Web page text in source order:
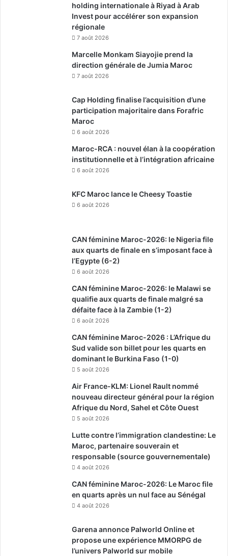
holding internationale à Riyad à Arab
Invest pour accélérer son expansion
régionale
7 août 2026
Marcelle Monkam Siayojie prend la
direction générale de Jumia Maroc
7 août 2026
Cap Holding finalise l’acquisition d’une
participation majoritaire dans Forafric
Maroc
6 août 2026
Maroc-RCA : nouvel élan à la coopération
institutionnelle et à l’intégration africaine
6 août 2026
KFC Maroc lance le Cheesy Toastie
6 août 2026
CAN féminine Maroc-2026: le Nigeria file
aux quarts de finale en s’imposant face à
l’Egypte (6-2)
6 août 2026
CAN féminine Maroc-2026: le Malawi se
qualifie aux quarts de finale malgré sa
défaite face à la Zambie (1-2)
6 août 2026
CAN féminine Maroc-2026 : L’Afrique du
Sud valide son billet pour les quarts en
dominant le Burkina Faso (1-0)
5 août 2026
Air France-KLM: Lionel Rault nommé
nouveau directeur général pour la région
Afrique du Nord, Sahel et Côte Ouest
5 août 2026
Lutte contre l’immigration clandestine: Le
Maroc, partenaire souverain et
responsable (source gouvernementale)
4 août 2026
CAN féminine Maroc-2026: Le Maroc file
en quarts après un nul face au Sénégal
4 août 2026
Garena annonce Palworld Online et
propose une expérience MMORPG de
l’univers Palworld sur mobile